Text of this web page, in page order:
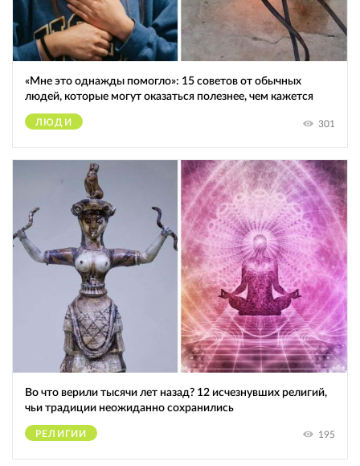
«Мне это однажды помогло»: 15 советов от обычных
людей, которые могут оказаться полезнее, чем кажется
ЛЮДИ 301
Во что верили тысячи лет назад? 12 исчезнувших религий,
чьи традиции неожиданно сохранились
РЕЛИГИИ 195